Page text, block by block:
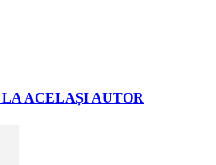
ACELAȘI AUTOR